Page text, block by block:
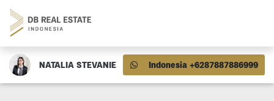
NATALIA STEVANIE Indonesia +6287887886999